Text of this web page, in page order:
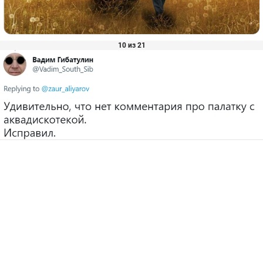
10 из 21